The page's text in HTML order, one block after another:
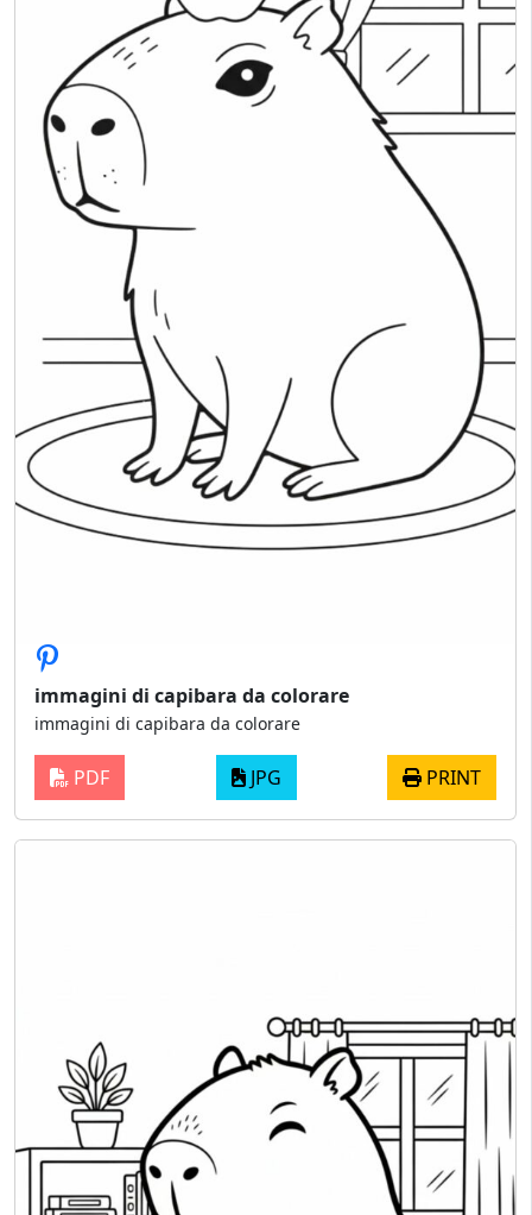
immagini di capibara da colorare
immagini di capibara da colorare
PDF JPG PRINT